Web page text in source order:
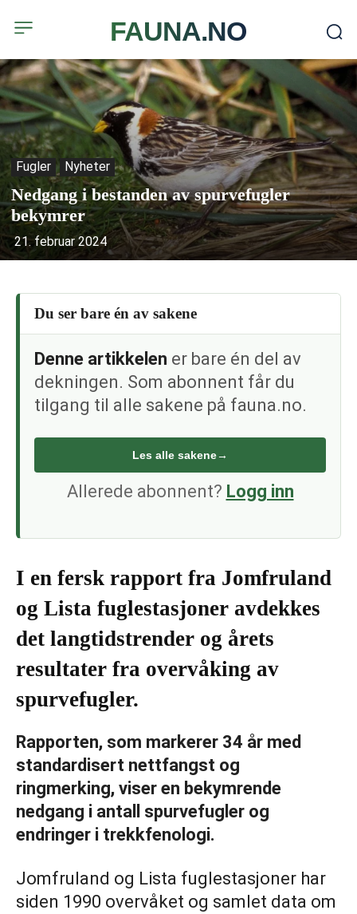
FAUNA.NO
Fugler Nyheter
Nedgang i bestanden av spurvefugler
bekymrer
21. februar 2024
Du ser bare én av sakene
Denne artikkelen er bare én del av
dekningen. Som abonnent får du
tilgang til alle sakene på fauna.no.
Les alle sakene→
Allerede abonnent? Logg inn
I en fersk rapport fra Jomfruland
og Lista fuglestasjoner avdekkes
det langtidstrender og årets
resultater fra overvåking av
spurvefugler.
Rapporten, som markerer 34 år med
standardisert nettfangst og
ringmerking, viser en bekymrende
nedgang i antall spurvefugler og
endringer i trekkfenologi.
Jomfruland og Lista fuglestasjoner har
siden 1990 overvåket og samlet data om